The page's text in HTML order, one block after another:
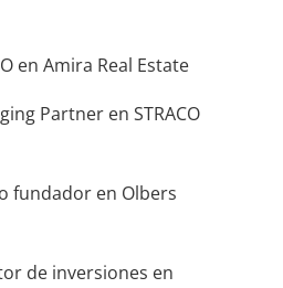
en Amira Real Estate
Partner en STRACO
fundador en Olbers
de inversiones en